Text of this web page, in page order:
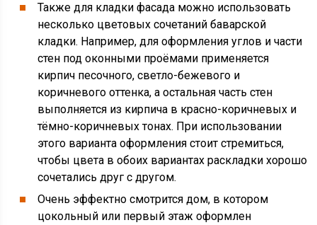
Также для кладки фасада можно использовать
несколько цветовых сочетаний баварской
кладки. Например, для оформления углов и части
стен под оконными проёмами применяется
кирпич песочного, светло-бежевого и
коричневого оттенка, а остальная часть стен
выполняется из кирпича в красно-коричневых и
тёмно-коричневых тонах. При использовании
этого варианта оформления стоит стремиться,
чтобы цвета в обоих вариантах раскладки хорошо
сочетались друг с другом.
Очень эффектно смотрится дом, в котором
цокольный или первый этаж оформлен